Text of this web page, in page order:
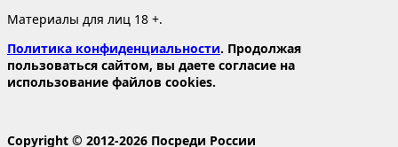
Материалы для лиц 18 +.
Политика конфиденциальности. Продолжая
пользоваться сайтом, вы даете согласие на
использование файлов cookies.
Copyright © 2012-2026 Посреди России